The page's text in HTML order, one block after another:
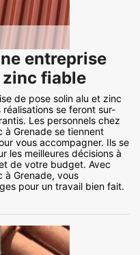
entreprise
zinc fiable
de pose solin alu et zinc
se feront sur-
Les personnels chez
à Grenade se tiennent
vous accompagner. Ils se
les meilleures décisions à
de votre budget. Avec
à Grenade, vous
pour un travail bien fait.